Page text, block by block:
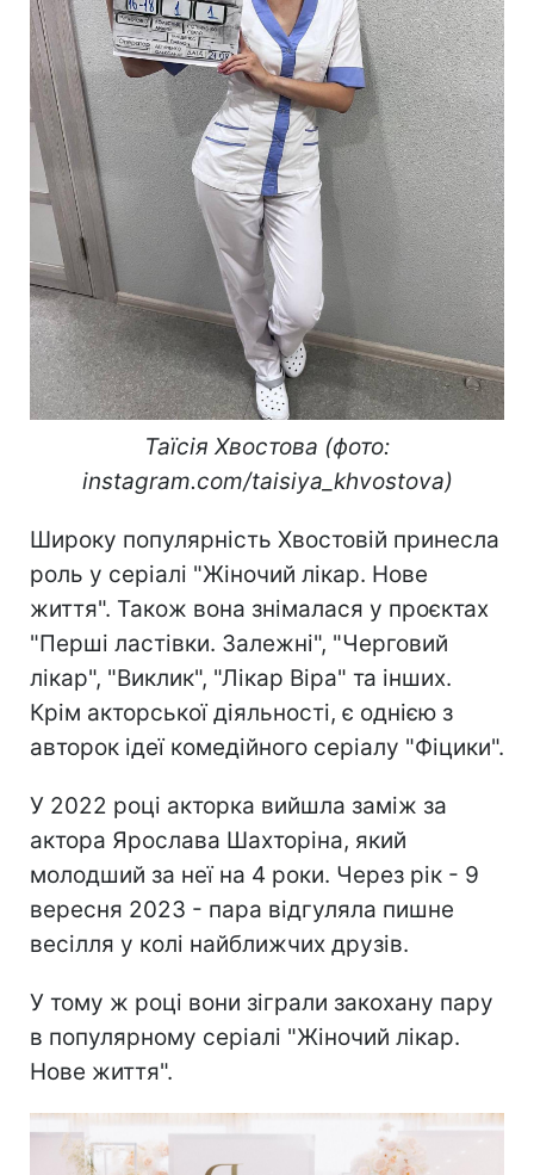
Таїсія Хвостова (фото:
instagram.com/taisiya_khvostova)
Широку популярність Хвостовій принесла
роль у серіалі "Жіночий лікар. Нове
життя". Також вона знімалася у проєктах
"Перші ластівки. Залежні", "Черговий
лікар", "Виклик", "Лікар Віра" та інших.
Крім акторської діяльності, є однією з
авторок ідеї комедійного серіалу "Фіцики".
У 2022 році акторка вийшла заміж за
актора Ярослава Шахторіна, який
молодший за неї на 4 роки. Через рік - 9
вересня 2023 - пара відгуляла пишне
весілля у колі найближчих друзів.
У тому ж році вони зіграли закохану пару
в популярному серіалі "Жіночий лікар.
Нове життя".